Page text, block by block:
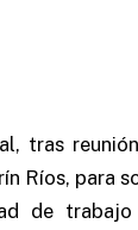
tras
Ríos, para
de